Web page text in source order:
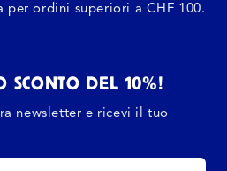
per ordini superiori a CHF 100.
SCONTO DEL 10%!
newsletter e ricevi il tuo